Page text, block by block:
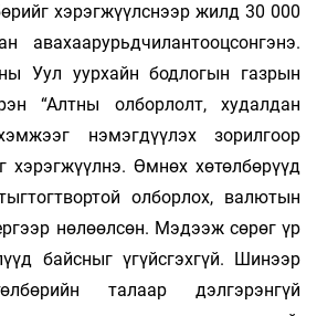
хэрэгжүүлснээр жилд 30 000
авахаарурьдчилантооцсонгэнэ.
Уул уурхайн бодлогын газрын
“Алтны олборлолт, худалдан
нэмэгдүүлэх зорилгоор
хэрэгжүүлнэ. Өмнөх хөтөлбөрүүд
олборлох, валютын
нөлөөлсөн. Мэдээж сөрөг үр
байсныг үгүйсгэхгүй. Шинээр
талаар дэлгэрэнгүй